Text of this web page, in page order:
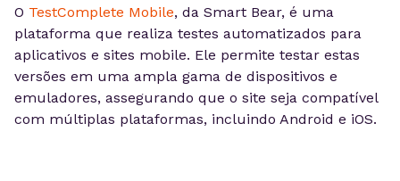
O TestComplete Mobile, da Smart Bear, é uma
plataforma que realiza testes automatizados para
aplicativos e sites mobile. Ele permite testar estas
versões em uma ampla gama de dispositivos e
emuladores, assegurando que o site seja compatível
com múltiplas plataformas, incluindo Android e iOS.